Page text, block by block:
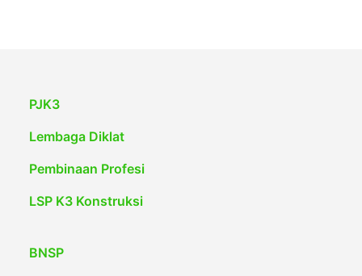
PJK3
Lembaga Diklat
Pembinaan Profesi
LSP K3 Konstruksi
BNSP